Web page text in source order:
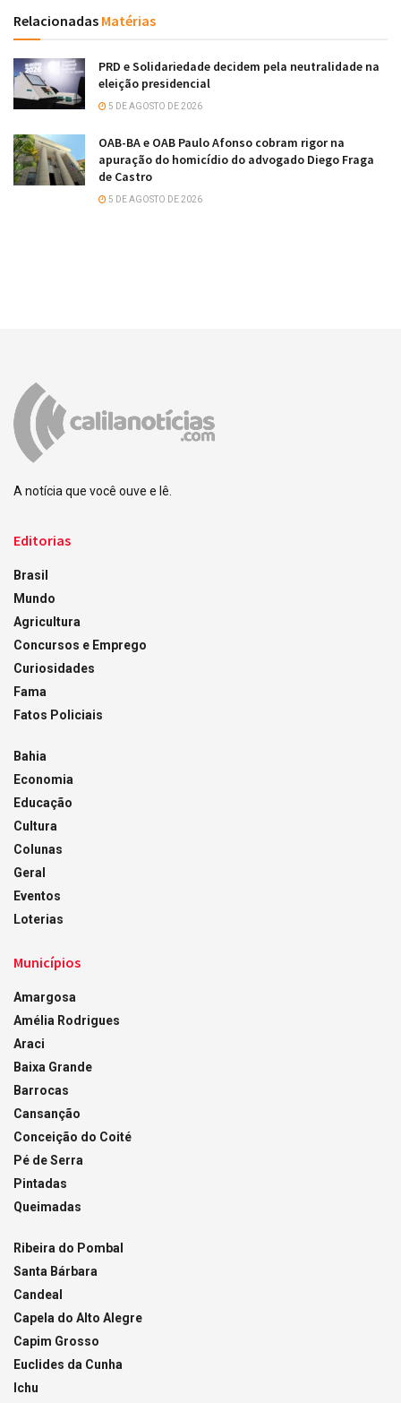
Relacionadas Matérias
PRD e Solidariedade decidem pela neutralidade na
eleição presidencial
5 DE AGOSTO DE 2026
OAB-BA e OAB Paulo Afonso cobram rigor na
apuração do homicídio do advogado Diego Fraga
de Castro
5 DE AGOSTO DE 2026
A notícia que você ouve e lê.
Editorias
Brasil
Mundo
Agricultura
Concursos e Emprego
Curiosidades
Fama
Fatos Policiais
Bahia
Economia
Educação
Cultura
Colunas
Geral
Eventos
Loterias
Municípios
Amargosa
Amélia Rodrigues
Araci
Baixa Grande
Barrocas
Cansanção
Conceição do Coité
Pé de Serra
Pintadas
Queimadas
Ribeira do Pombal
Santa Bárbara
Candeal
Capela do Alto Alegre
Capim Grosso
Euclides da Cunha
Ichu